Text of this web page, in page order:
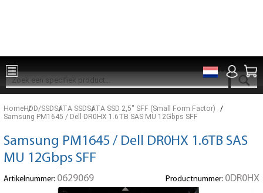
HomeHDD/SSDSATA SSDSATA SSD 2,5" SFF (Small Form Factor)
Samsung PM1645 / Dell DR0HX 1.6TB SAS MU 12Gbps SFF
Samsung PM1645 / Dell DR0HX 1.6TB SAS
MU 12Gbps SFF
Artikelnummer: 0629069 Productnummer: 0DR0HX